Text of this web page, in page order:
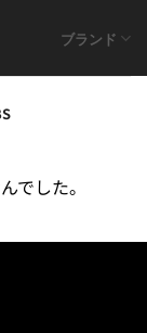
ブランド
でした。